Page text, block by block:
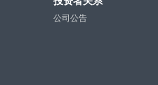
公司公告